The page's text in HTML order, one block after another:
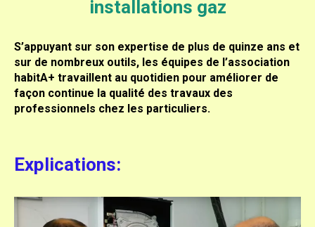
installations gaz
S’appuyant sur son expertise de plus de quinze ans et
sur de nombreux outils, les équipes de l’association
habitA+ travaillent au quotidien pour améliorer de
façon continue la qualité des travaux des
professionnels chez les particuliers.
Explications: